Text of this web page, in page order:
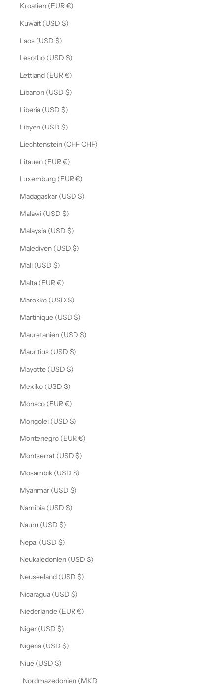
Kroatien (EUR €)
Kuwait (USD $)
Laos (USD $)
Lesotho (USD $)
Lettland (EUR €)
Libanon (USD $)
Liberia (USD $)
Libyen (USD $)
Liechtenstein (CHF CHF)
Litauen (EUR €)
Luxemburg (EUR €)
Madagaskar (USD $)
Malawi (USD $)
Malaysia (USD $)
Malediven (USD $)
Mali (USD $)
Malta (EUR €)
Marokko (USD $)
Martinique (USD $)
Mauretanien (USD $)
Mauritius (USD $)
Mayotte (USD $)
Mexiko (USD $)
Monaco (EUR €)
Mongolei (USD $)
Montenegro (EUR €)
Montserrat (USD $)
Mosambik (USD $)
Myanmar (USD $)
Namibia (USD $)
Nauru (USD $)
Nepal (USD $)
Neukaledonien (USD $)
Neuseeland (USD $)
Nicaragua (USD $)
Niederlande (EUR €)
Niger (USD $)
Nigeria (USD $)
Niue (USD $)
Nordmazedonien (MKD